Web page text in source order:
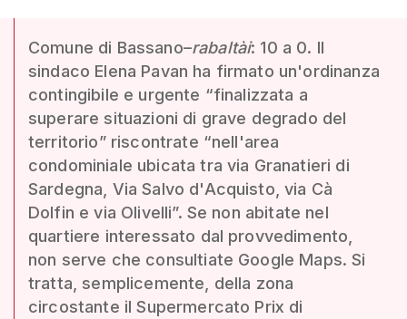
Comune di Bassano–rabaltài: 10 a 0. Il
sindaco Elena Pavan ha firmato un'ordinanza
contingibile e urgente “finalizzata a
superare situazioni di grave degrado del
territorio” riscontrate “nell'area
condominiale ubicata tra via Granatieri di
Sardegna, Via Salvo d'Acquisto, via Cà
Dolfin e via Olivelli”. Se non abitate nel
quartiere interessato dal provvedimento,
non serve che consultiate Google Maps. Si
tratta, semplicemente, della zona
circostante il Supermercato Prix di